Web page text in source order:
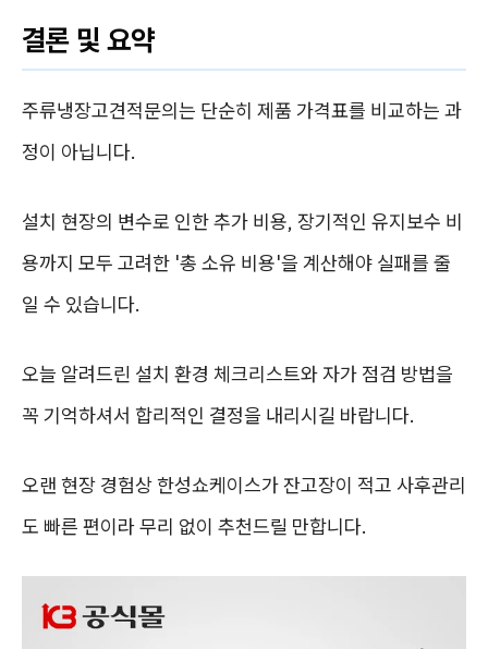
결론 및 요약
주류냉장고견적문의는 단순히 제품 가격표를 비교하는 과
정이 아닙니다.
설치 현장의 변수로 인한 추가 비용, 장기적인 유지보수 비
용까지 모두 고려한 '총 소유 비용'을 계산해야 실패를 줄
일 수 있습니다.
오늘 알려드린 설치 환경 체크리스트와 자가 점검 방법을
꼭 기억하셔서 합리적인 결정을 내리시길 바랍니다.
오랜 현장 경험상 한성쇼케이스가 잔고장이 적고 사후관리
도 빠른 편이라 무리 없이 추천드릴 만합니다.